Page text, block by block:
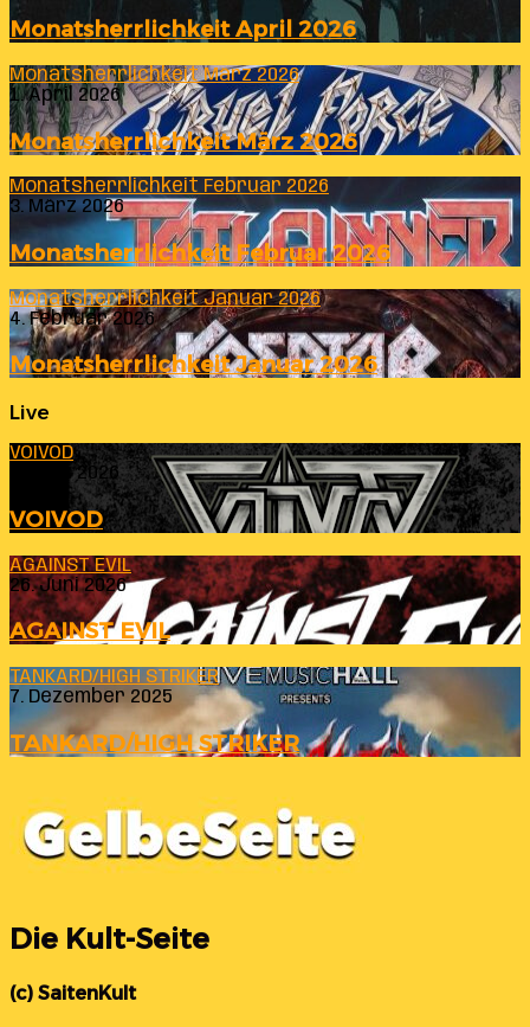
Monatsherrlichkeit April 2026
Monatsherrlichkeit März 2026
1. April 2026
Monatsherrlichkeit März 2026
Monatsherrlichkeit Februar 2026
3. März 2026
Monatsherrlichkeit Februar 2026
Monatsherrlichkeit Januar 2026
4. Februar 2026
Monatsherrlichkeit Januar 2026
Live
VOIVOD
23. Juli 2026
VOIVOD
AGAINST EVIL
26. Juni 2026
AGAINST EVIL
TANKARD/HIGH STRIKER
7. Dezember 2025
TANKARD/HIGH STRIKER
Die Kult-Seite
(c) SaitenKult